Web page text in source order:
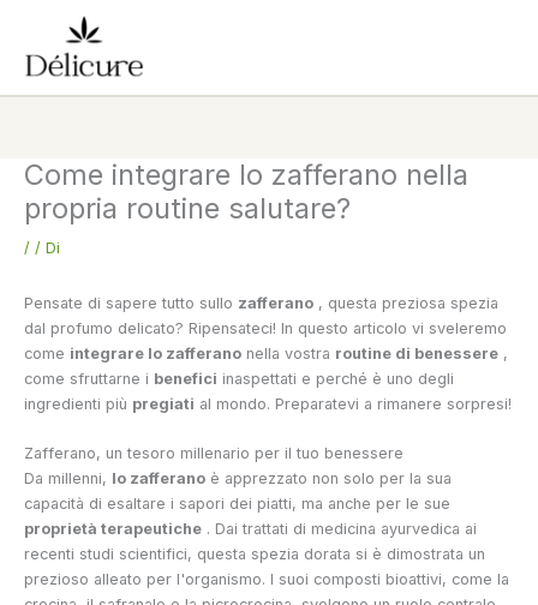
contenuto
Come integrare lo zafferano nella
propria routine salutare?
/ / Di
Pensate di sapere tutto sullo zafferano , questa preziosa spezia
dal profumo delicato? Ripensateci! In questo articolo vi sveleremo
come integrare lo zafferano nella vostra routine di benessere ,
come sfruttarne i benefici inaspettati e perché è uno degli
ingredienti più pregiati al mondo. Preparatevi a rimanere sorpresi!
Zafferano, un tesoro millenario per il tuo benessere
Da millenni, lo zafferano è apprezzato non solo per la sua
capacità di esaltare i sapori dei piatti, ma anche per le sue
proprietà terapeutiche . Dai trattati di medicina ayurvedica ai
recenti studi scientifici, questa spezia dorata si è dimostrata un
prezioso alleato per l'organismo. I suoi composti bioattivi, come la